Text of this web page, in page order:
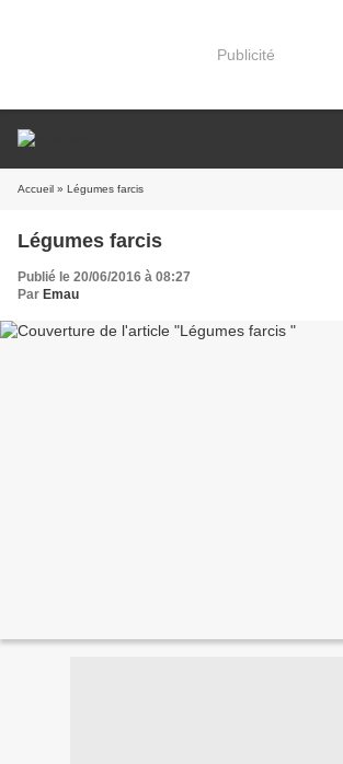
Publicité
Accueil » Légumes farcis
Légumes farcis
Publié le 20/06/2016 à 08:27
Par Emau